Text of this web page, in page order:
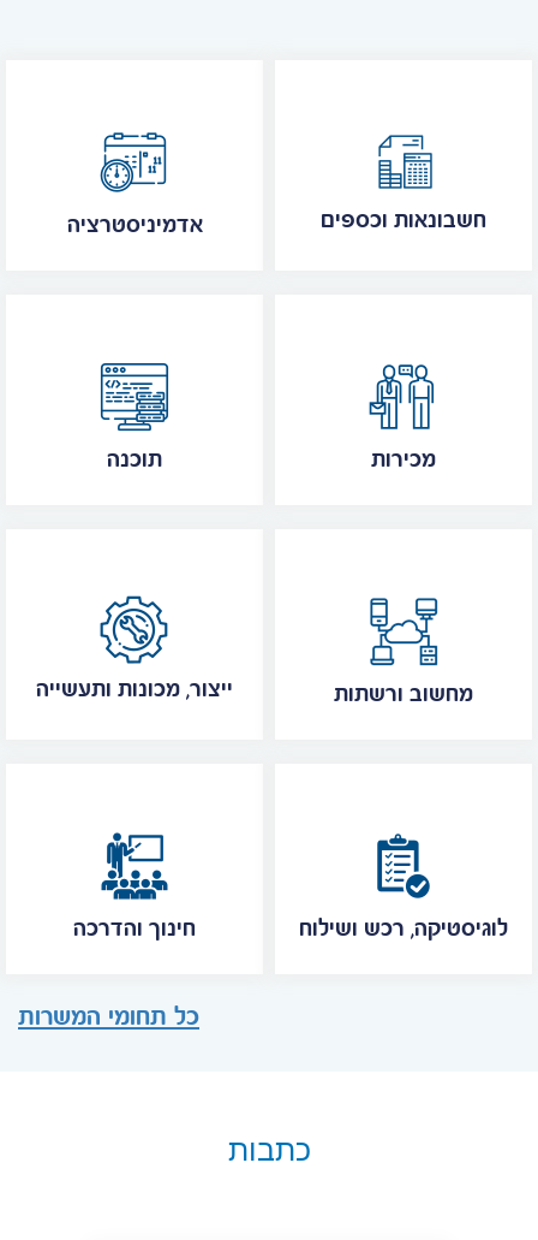
אדמיניסטרציה חשבונאות וכספים
תוכנה מכירות
ייצור, מכונות ותעשייה מחשוב ורשתות
חינוך והדרכה לוגיסטיקה, רכש ושילוח
כל תחומי המשרות
כתבות